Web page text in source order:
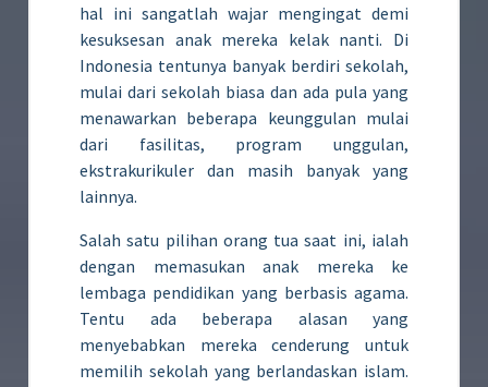
hal ini sangatlah wajar mengingat demi
kesuksesan anak mereka kelak nanti. Di
Indonesia tentunya banyak berdiri sekolah,
mulai dari sekolah biasa dan ada pula yang
menawarkan beberapa keunggulan mulai
dari fasilitas, program unggulan,
ekstrakurikuler dan masih banyak yang
lainnya.
Salah satu pilihan orang tua saat ini, ialah
dengan memasukan anak mereka ke
lembaga pendidikan yang berbasis agama.
Tentu ada beberapa alasan yang
menyebabkan mereka cenderung untuk
memilih sekolah yang berlandaskan islam.